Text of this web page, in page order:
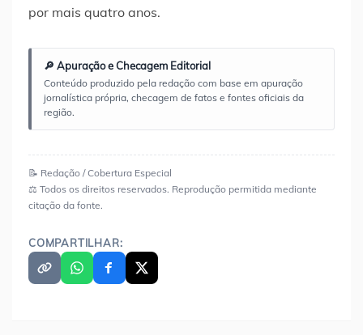
por mais quatro anos.
🔎 Apuração e Checagem Editorial
Conteúdo produzido pela redação com base em apuração
jornalística própria, checagem de fatos e fontes oficiais da
região.
📝 Redação / Cobertura Especial
⚖️ Todos os direitos reservados. Reprodução permitida mediante
citação da fonte.
COMPARTILHAR: